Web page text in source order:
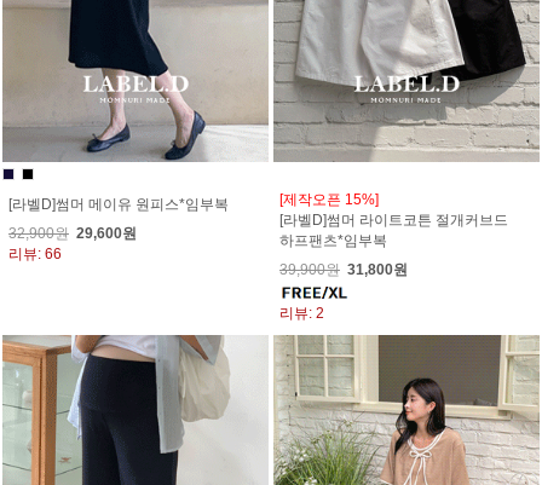
[라벨D]썸머 메이유 원피스*임부복
32,900원 29,600원
리뷰: 66
[제작오픈 15%]
[라벨D]썸머 라이트코튼 절개커브드
하프팬츠*임부복
39,900원 31,800원
리뷰: 2